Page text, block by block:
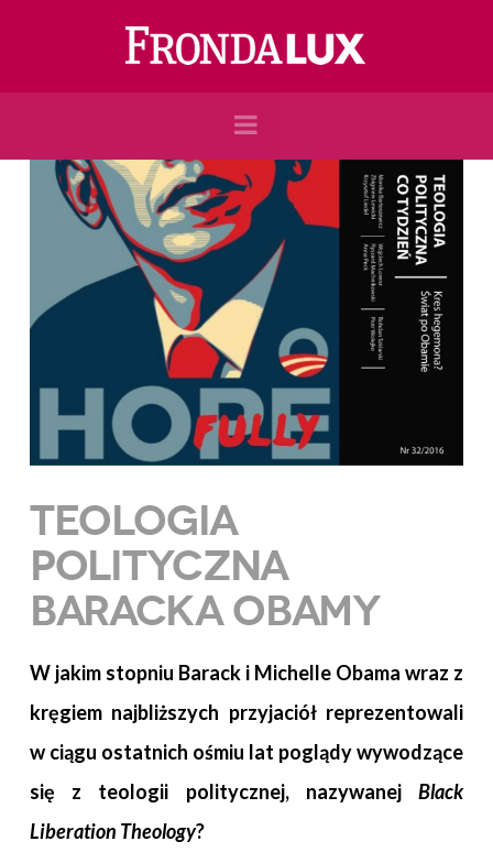
Navigation
TEOLOGIA
POLITYCZNA
BARACKA OBAMY
W jakim stopniu Barack i Michelle Obama wraz z
kręgiem najbliższych przyjaciół reprezentowali
w ciągu ostatnich ośmiu lat poglądy wywodzące
się z teologii politycznej, nazywanejBlack
Liberation Theology?